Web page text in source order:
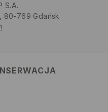
S.A.
80-769 Gdańsk